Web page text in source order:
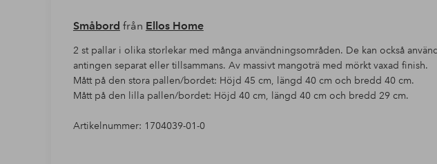
Småbord från Ellos Home
2 st pallar i olika storlekar med många användningsområden. De kan också
antingen separat eller tillsammans. Av massivt mangoträ med mörkt vaxad finish.
Mått på den stora pallen/bordet: Höjd 45 cm, längd 40 cm och bredd 40 cm.
Mått på den lilla pallen/bordet: Höjd 40 cm, längd 40 cm och bredd 29 cm.
Artikelnummer: 1704039-01-0